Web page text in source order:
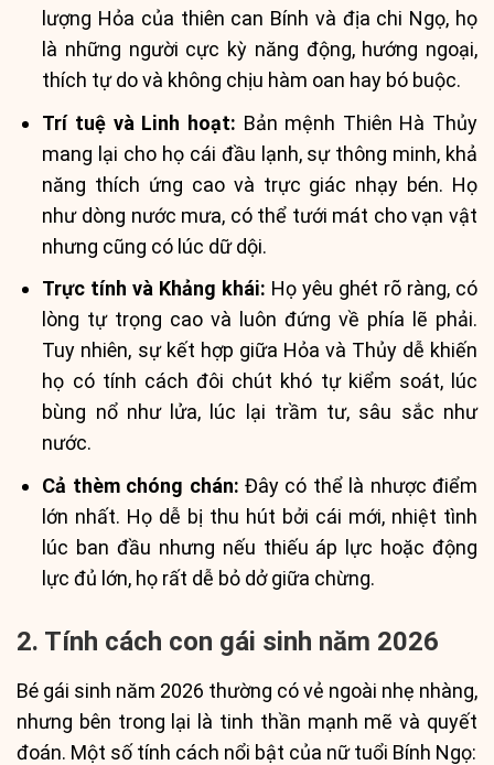
lượng Hỏa của thiên can Bính và địa chi Ngọ, họ
là những người cực kỳ năng động, hướng ngoại,
thích tự do và không chịu hàm oan hay bó buộc.
Trí tuệ và Linh hoạt: Bản mệnh Thiên Hà Thủy
mang lại cho họ cái đầu lạnh, sự thông minh, khả
năng thích ứng cao và trực giác nhạy bén. Họ
như dòng nước mưa, có thể tưới mát cho vạn vật
nhưng cũng có lúc dữ dội.
Trực tính và Khảng khái: Họ yêu ghét rõ ràng, có
lòng tự trọng cao và luôn đứng về phía lẽ phải.
Tuy nhiên, sự kết hợp giữa Hỏa và Thủy dễ khiến
họ có tính cách đôi chút khó tự kiểm soát, lúc
bùng nổ như lửa, lúc lại trầm tư, sâu sắc như
nước.
Cả thèm chóng chán: Đây có thể là nhược điểm
lớn nhất. Họ dễ bị thu hút bởi cái mới, nhiệt tình
lúc ban đầu nhưng nếu thiếu áp lực hoặc động
lực đủ lớn, họ rất dễ bỏ dở giữa chừng.
2. Tính cách con gái sinh năm 2026
Bé gái sinh năm 2026 thường có vẻ ngoài nhẹ nhàng,
nhưng bên trong lại là tinh thần mạnh mẽ và quyết
đoán. Một số tính cách nổi bật của nữ tuổi Bính Ngọ: